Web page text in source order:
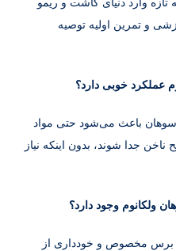
وارد دنیای کاشت و ریمو
و تمرین اولیه توصیه
عملکرد خوبی دارد؟
باعث می‌شود حتی مواد
جدا شوند، بدون اینکه نیاز
ولکانوم وجود دارد؟
برس مخصوص و خودداری از